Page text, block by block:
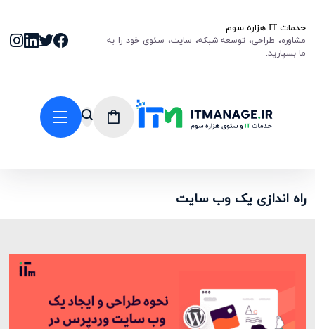
خدمات IT هزاره سوم
مشاوره، طراحی، توسعه شبکه، سایت، سئوی خود را به
ما بسپارید.
راه اندازی یک وب سایت